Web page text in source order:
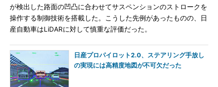
が検出した路面の凹凸に合わせてサスペンションのストロークを
操作する制御技術を搭載した。こうした先例があったものの、日
産自動車はLiDARに対して慎重な評価だった。
日産プロパイロット2.0、ステアリング手放し
の実現には高精度地図が不可欠だった